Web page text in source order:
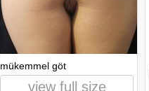
mükemmel göt
view full size